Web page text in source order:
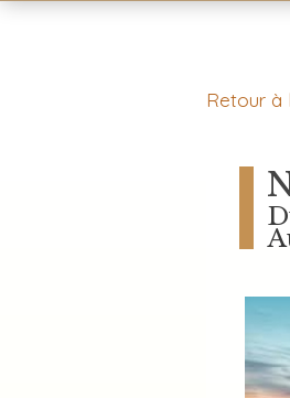
Retour à